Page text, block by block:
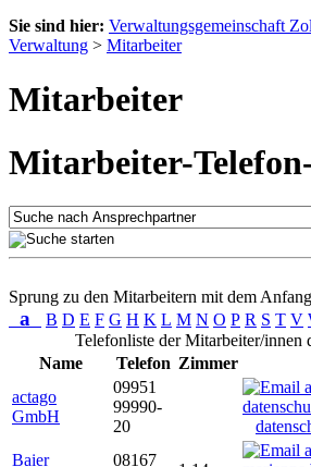
Sie sind hier: Verwaltungsgemeinschaft
Verwaltung > Mitarbeiter
Mitarbeiter
Mitarbeiter-
Sprung zu den Mitarbeitern mit dem
a B D E F G H K L M N O P R S T V
Telefonliste der Mitarbeiter/innen
Name
Telefon Zimmer
actago
GmbH
09951
99990-
20
Baier
08167